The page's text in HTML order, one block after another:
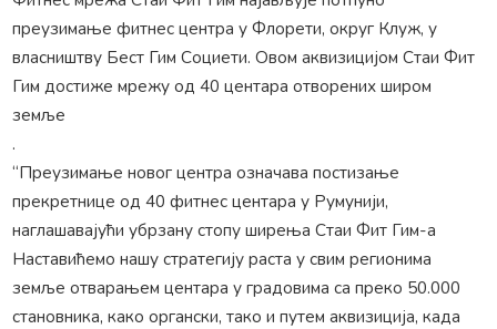
преузимање фитнес центра у Флорети, округ Клуж, у
власништву Бест Гим Социети. Овом аквизицијом Стаи Фит
Гим достиже мрежу од 40 центара отворених широм
земље
.
“Преузимање новог центра означава постизање
прекретнице од 40 фитнес центара у Румунији,
наглашавајући убрзану стопу ширења Стаи Фит Гим-а
Наставићемо нашу стратегију раста у свим регионима
земље отварањем центара у градовима са преко 50.000
становника, како органски, тако и путем аквизиција, када